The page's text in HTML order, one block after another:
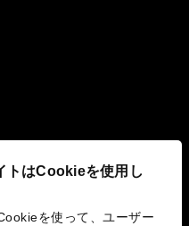
トはCookieを使用し
を使って、ユーザー